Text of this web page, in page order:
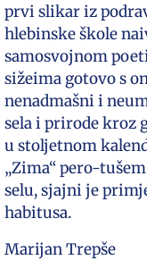
prvi slikar iz
hlebinske škole
samosvojnom
sižeima gotovo s
nenadmašni i
sela i prirode kroz
u stoljetnom
„Zima“ pero-
selu, sjajni je
habitusa.
Marijan Trepše